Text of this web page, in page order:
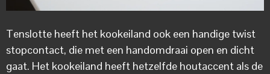
Tenslotte heeft het kookeiland ook een handige twist
stopcontact, die met een handomdraai open en dicht
gaat. Het kookeiland heeft hetzelfde houtaccent als de